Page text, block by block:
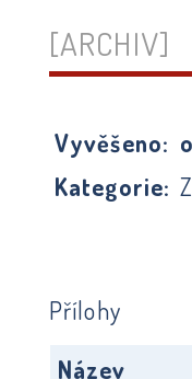
[ARCHIV]
Vyvěšeno:
Kategorie:
Přílohy
Název